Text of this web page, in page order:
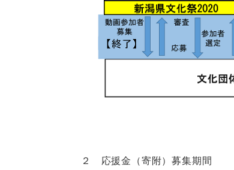
２ 応援金（寄附）募集期間